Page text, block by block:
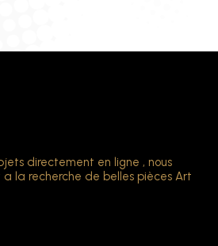
directement en ligne , nous
la recherche de belles pièces Art